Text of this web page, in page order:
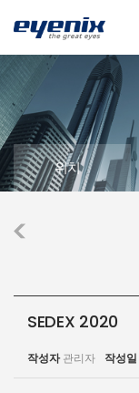
위치
SEDEX 2020
작성자 관리자 작성일